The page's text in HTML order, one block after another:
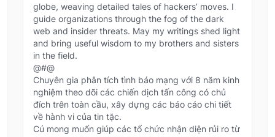
globe, weaving detailed tales of hackers’ moves. I
guide organizations through the fog of the dark
web and insider threats. May my writings shed light
and bring useful wisdom to my brothers and sisters
in the field.
@#@
Chuyên gia phân tích tình báo mạng với 8 năm kinh
nghiệm theo dõi các chiến dịch tấn công có chủ
đích trên toàn cầu, xây dựng các báo cáo chi tiết
về hành vi của tin tặc.
Cú mong muốn giúp các tổ chức nhận diện rủi ro từ